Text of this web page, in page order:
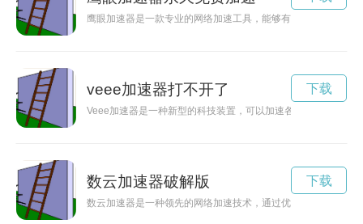
鹰眼加速器是一款专业的网络加速工具，能够有效提升用户的
veee加速器打不开了
Veee加速器是一种新型的科技装置，可以加速各种物质的运动
下载
数云加速器破解版
数云加速器是一种领先的网络加速技术，通过优化网络传输和
下载